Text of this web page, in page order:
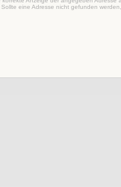
eine Adresse nicht gefunden